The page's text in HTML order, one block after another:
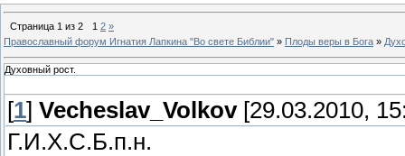
Страница 1 из 2 1 2 »
Православный форум Игнатия Лапкина "Во свете Библии" » Плоды веры в Бога »
Духовный рост.
[1] Vecheslav_Volkov[29.03.2010,
Г.И.Х.С.Б.п.н.